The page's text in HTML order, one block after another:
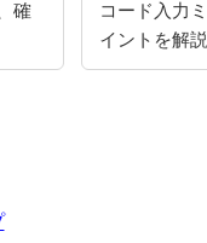
確
コード入力
イントを解説